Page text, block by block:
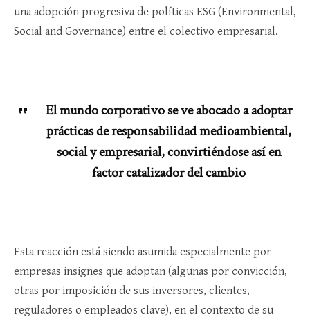
una adopción progresiva de políticas ESG (Environmental,
Social and Governance) entre el colectivo empresarial.
El mundo corporativo se ve abocado a adoptar
prácticas de responsabilidad medioambiental,
social y empresarial, convirtiéndose así en
factor catalizador del cambio
Esta reacción está siendo asumida especialmente por
empresas insignes que adoptan (algunas por convicción,
otras por imposición de sus inversores, clientes,
reguladores o empleados clave), en el contexto de su